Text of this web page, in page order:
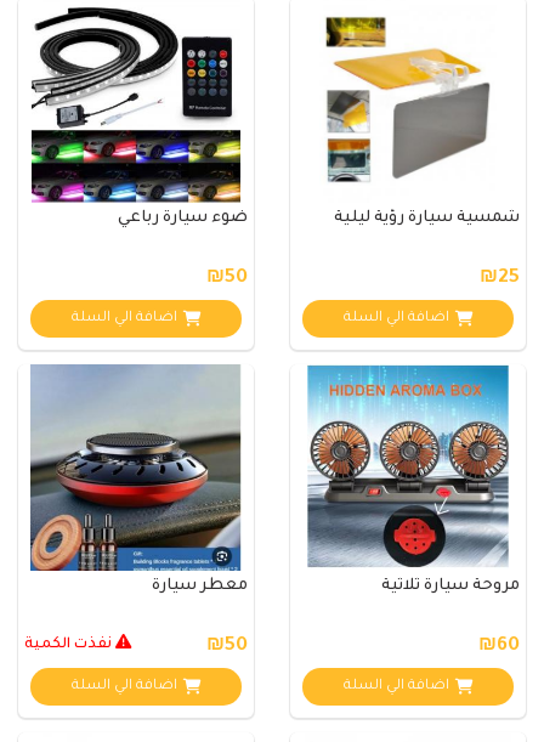
شمسية سيارة رؤية ليلية
₪25
اضافة الي السلة
ضوء سيارة رباعي
₪50
اضافة الي السلة
مروحة سيارة ثلاثية
₪60
اضافة الي السلة
معطر سيارة
₪50 نفذت الكمية
اضافة الي السلة